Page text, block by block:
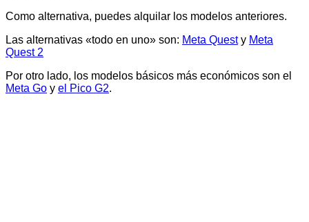
Como alternativa, puedes alquilar los modelos anteriores.
Las alternativas «todo en uno» son: Meta Questy Meta
Quest 2
Por otro lado, los modelos básicos más económicos son el
Meta Go y el Pico G2.